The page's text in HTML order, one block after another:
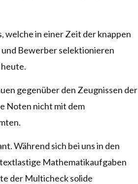
welche in einer Zeit der knappen
Bewerber selektionieren
gegenüber den Zeugnissen der
Noten nicht mit dem
Während sich bei uns in den
Mathematikaufgaben
der Multicheck solide